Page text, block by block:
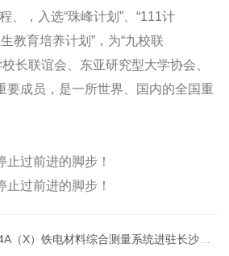
、，入选“珠峰计划”、“111计
教育培养计划”，为“九校联
长联谊会、东亚研究型大学协会、
要成员，是一所世界、国内的全国重
过前进的脚步！
过前进的脚步！
（X）铁电材料综合测量系统进驻长沙大学